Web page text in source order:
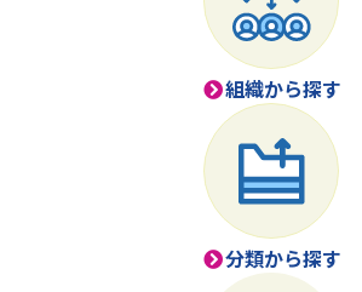
組織から探す
分類から探す